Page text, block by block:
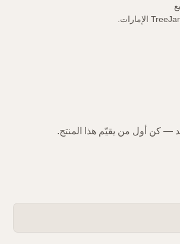
— كن أول من يقيّم هذا المنتج.